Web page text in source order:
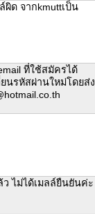
ด จากkmuttเป็น
ที่ใช้สมัครได้
นรหัสผ่านใหม่โดยส่ง
ไม่ได้เมลล์ยืนยันค่ะ